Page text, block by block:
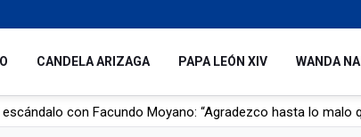
CANDELA ARIZAGA PAPA LEÓN XIV WANDA
con Facundo Moyano: “Agradezco hasta lo malo
pasó seis días de agonía tras ser rociado con nafta y